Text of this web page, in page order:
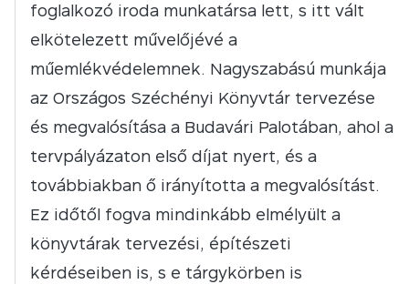
foglalkozó iroda munkatársa lett, s itt vált
elkötelezett művelőjévé a
műemlékvédelemnek. Nagyszabású munkája
az Országos Széchényi Könyvtár tervezése
és megvalósítása a Budavári Palotában, ahol a
tervpályázaton első díjat nyert, és a
továbbiakban ő irányította a megvalósítást.
Ez időtől fogva mindinkább elmélyült a
könyvtárak tervezési, építészeti
kérdéseiben is, s e tárgykörben is